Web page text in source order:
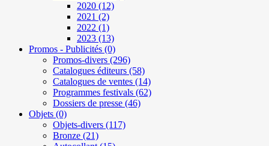
2020 (12)
2021 (2)
2022 (1)
2023 (13)
Promos - Publicités (0)
Promos-divers (296)
Catalogues éditeurs (58)
Catalogues de ventes (14)
Programmes festivals (62)
Dossiers de presse (46)
Objets (0)
Objets-divers (117)
Bronze (21)